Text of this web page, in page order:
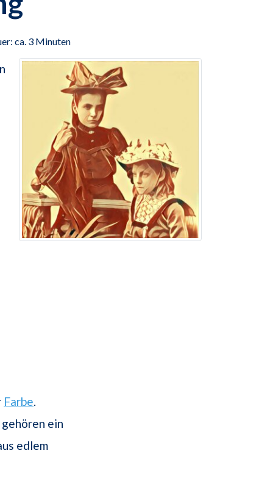
ca. 3 Minuten
Farbe.
ein
edlem